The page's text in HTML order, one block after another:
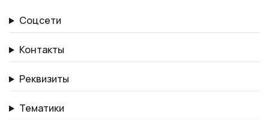
Соцсети
Контакты
Реквизиты
Тематики